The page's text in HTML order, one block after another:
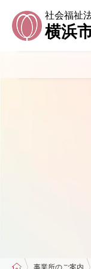
社会福祉
横浜
事業所のご案内